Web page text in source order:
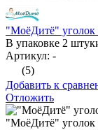
"МоёДитё" уголок
В упаковке 2
Артикул: -
(5)
Добавить к
Отложить
"МоёДитё" уголок